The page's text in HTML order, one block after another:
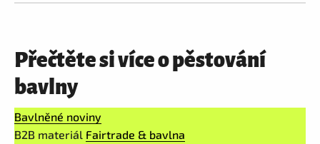
Přečtěte si více o pěstování
bavlny
Bavlněné noviny
B2B materiál Fairtrade & bavlna